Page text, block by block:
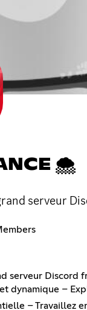
🌨
serveur
serveur Discord
dynamique –
– Travaillez